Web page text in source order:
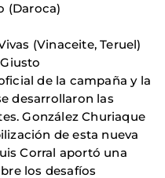
(Daroca)
(Vinaceite, Teruel)
de la campaña y la
desarrollaron las
González Churiaque
de esta nueva
Corral aportó una
los desafíos